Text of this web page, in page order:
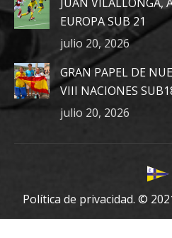
EUROPA SUB 21
julio 20, 2026
GRAN PAPEL DE
VIII NACIONES
julio 20, 2026
Política de privacidad. ©